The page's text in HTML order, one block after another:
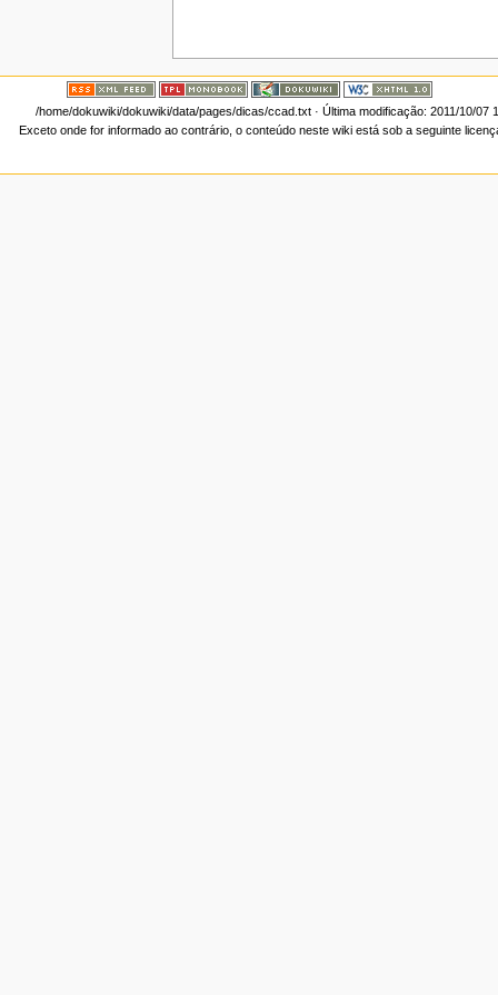
/home/dokuwiki/dokuwiki/data/pages/dicas/ccad.txt· Última modificação: 2011/10/07
Exceto onde for informado ao contrário, o conteúdo neste wiki está sob a seguinte